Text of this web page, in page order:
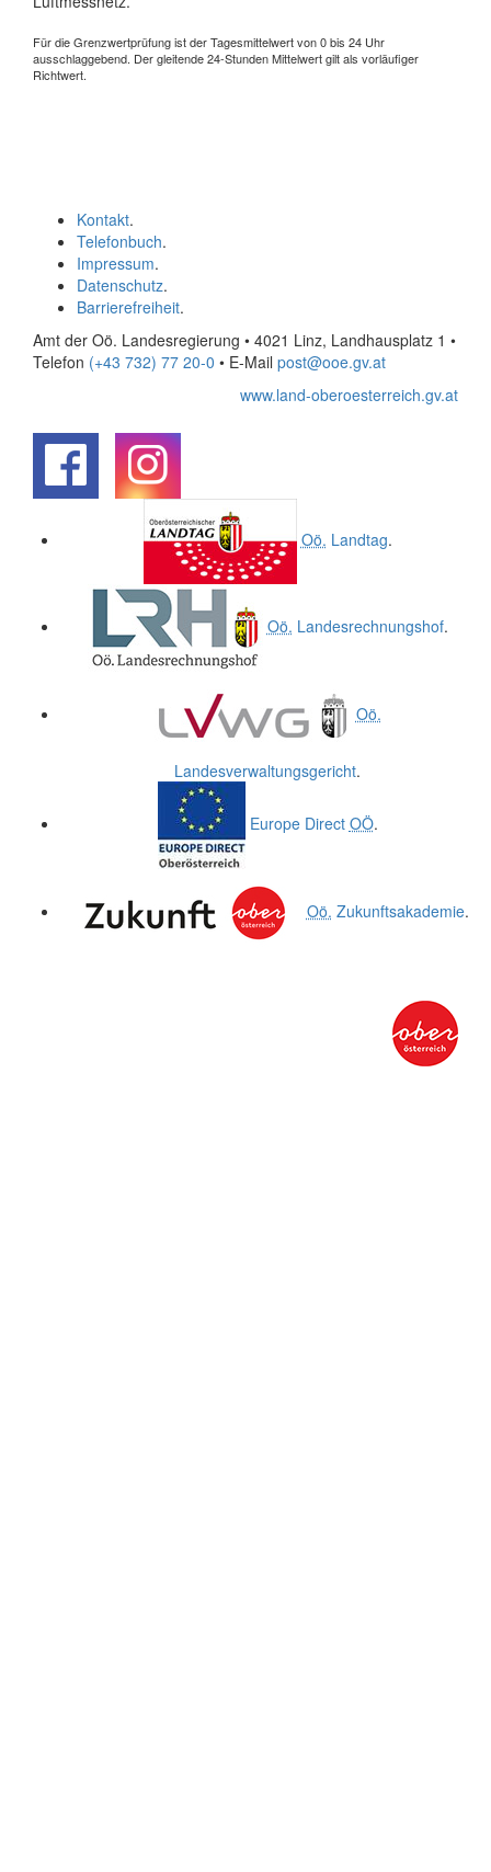
Für die Grenzwertprüfung ist der Tagesmittelwert von 0 bis 24 Uhr
ausschlaggebend. Der gleitende 24-Stunden Mittelwert gilt als vorläufiger
Richtwert.
Kontakt.
Telefonbuch.
Impressum.
Datenschutz.
Barrierefreiheit.
Amt der Oö. Landesregierung • 4021 Linz, Landhausplatz 1 •
Telefon (+43 732) 77 20-0 • E-Mail post@ooe.gv.at
www.land-oberoesterreich.gv.at
Oö. Landtag.
Oö. Landesrechnungshof.
Oö.
Landesverwaltungsgericht.
Europe Direct OÖ.
Oö. Zukunftsakademie.